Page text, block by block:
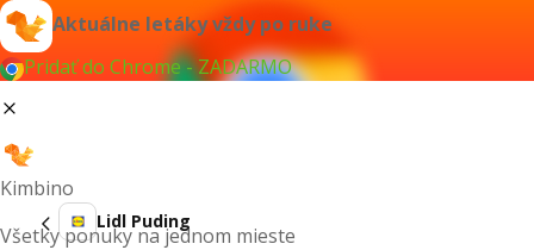
Aktuálne letáky vždy po ruke
Pridať do Chrome - ZADARMO
Kimbino
Všetky ponuky na jednom mieste
Lidl Puding